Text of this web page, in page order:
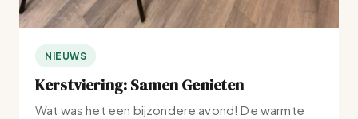
NIEUWS
Kerstviering: Samen Genieten
Wat was het een bijzondere avond! De warmte